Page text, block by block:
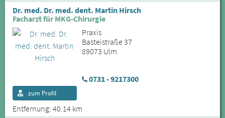
Dr. med. Dr. med. dent. Martin Hirsch
Facharzt für MKG-Chirurgie
Praxis
Basteistraße 37
89073 Ulm
0731 - 9217300
Entfernung: 40.14 km
zum Profil